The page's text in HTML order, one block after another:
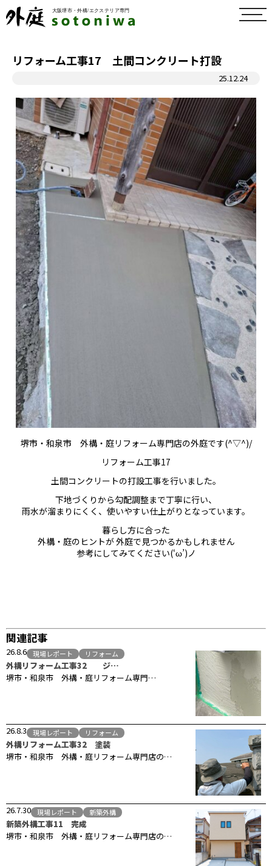
toggle
リフォーム工事17 土間コンクリート打設
25.12.24
堺市・和泉市 外構・庭リフォーム専門店の外庭です(^▽^)/
リフォーム工事17
土間コンクリートの打設工事を行いました。
下地づくりから勾配調整まで丁寧に行い、
雨水が溜まりにくく、使いやすい仕上がりとなっています。
暮らし方に合った
外構・庭のヒントが 外庭で見つかるかもしれません
参考にしてみてください(‘ω’)ノ
関連記事
26.8.6 現場レポート リフォーム
外構リフォーム工事32 ジ…
堺市・和泉市 外構・庭リフォーム専門…
26.8.3 現場レポート リフォーム
外構リフォーム工事32 塗装
堺市・和泉市 外構・庭リフォーム専門店の…
26.7.30 現場レポート 新築外構
新築外構工事11 完成
堺市・和泉市 外構・庭リフォーム専門店の…